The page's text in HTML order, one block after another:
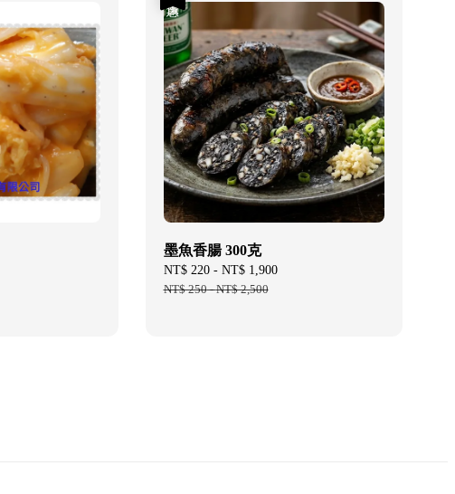
墨魚香腸 300克
Sale
price
NT$ 220- NT$ 1,900
NT$ 250-NT$ 2,500